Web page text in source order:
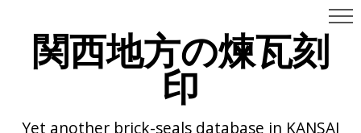
関西地方の煉瓦刻
印
Yet another brick-seals database in KANSAI